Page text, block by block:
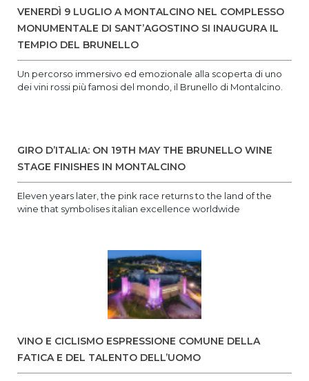
VENERDÌ 9 LUGLIO A MONTALCINO NEL COMPLESSO
MONUMENTALE DI SANT’AGOSTINO SI INAUGURA IL
TEMPIO DEL BRUNELLO
Un percorso immersivo ed emozionale alla scoperta di uno
dei vini rossi più famosi del mondo, il Brunello di Montalcino.
GIRO D’ITALIA: ON 19TH MAY THE BRUNELLO WINE
STAGE FINISHES IN MONTALCINO
Eleven years later, the pink race returns to the land of the
wine that symbolises italian excellence worldwide
VINO E CICLISMO ESPRESSIONE COMUNE DELLA
FATICA E DEL TALENTO DELL’UOMO